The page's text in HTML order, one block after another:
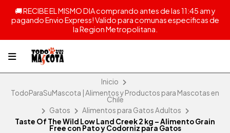
🚚 RECIBE EL MISMO DIA comprando antes de las 11:45 am y
pagando Envio Express! Valido para comunas especificas de
la Region Metropolitana.
Inicio
TodoParaSuMascota | Alimentos y Productos para Mascotas en
Chile
Gatos
Alimentos para Gatos Adultos
Taste Of The Wild Low Land Creek 2 kg – Alimento Grain
Free con Pato y Codorniz para Gatos